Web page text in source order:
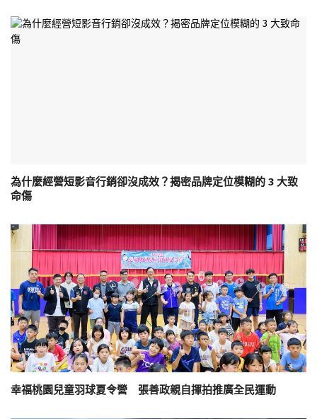
為什麼經營短影音行銷卻沒成效？揭密品牌定位模糊的 3 大致
命傷
幸福桃園兒童羽球夏令營 張善政親自揮拍推廣全民運動